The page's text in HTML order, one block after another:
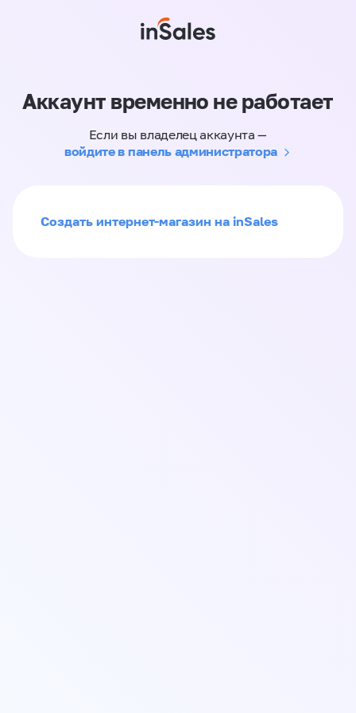
Аккаунт временно не работает
Если вы владелец аккаунта —
войдите в панель администратора
Создать интернет-магазин на inSales